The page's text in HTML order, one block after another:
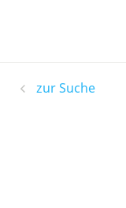
zur Suche